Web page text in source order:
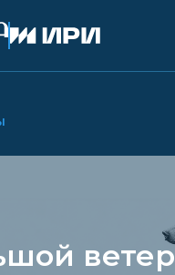
ветер